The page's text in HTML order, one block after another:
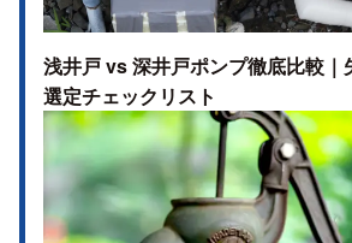
浅井戸 vs 深井戸ポンプ徹底比較｜
選定チェックリスト